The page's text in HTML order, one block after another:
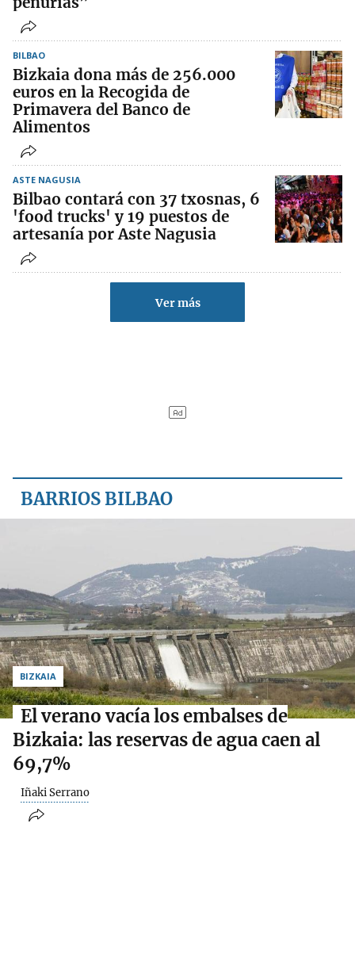
BILBAO
Bizkaia dona más de 256.000
euros en la Recogida de
Primavera del Banco de
Alimentos
ASTE NAGUSIA
Bilbao contará con 37 txosnas, 6
'food trucks' y 19 puestos de
artesanía por Aste Nagusia
Ver más
BARRIOS BILBAO
BIZKAIA
El verano vacía los embalses de
Bizkaia: las reservas de agua caen al
69,7%
Iñaki Serrano